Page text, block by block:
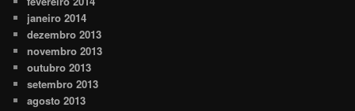
janeiro 2014
dezembro 2013
novembro 2013
outubro 2013
setembro 2013
agosto 2013